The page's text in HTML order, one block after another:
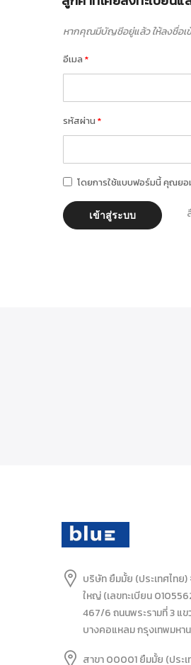
หากคุณมีบัญชีอยู่แล้ว ให้ลงชื่อเ
อีเมล
รหัสผ่าน
โดยการใช้แบบฟอร์มนี้ คุณย
เข้าสู่ระบบ
บริษัท ยืมมั้ย (ประเทศไทย)
ใหญ่ (เลขทะเบียน
467/6 ถนนพระรามที่ 3 แข
บางคอแหลม กรุงเทพมหา
สาขา 00001 ยืมมั้ย (ประเ